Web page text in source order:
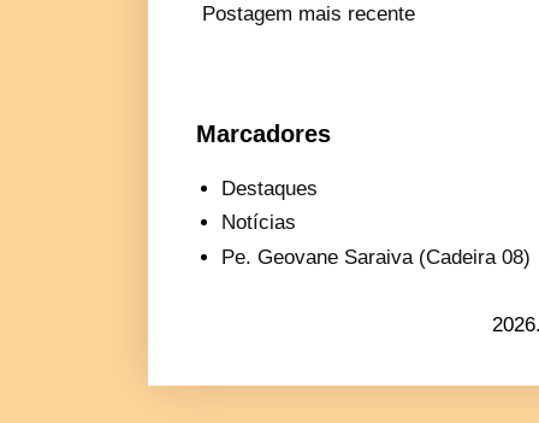
Postagem mais recente
Marcadores
Destaques
Notícias
Pe. Geovane Saraiva (Cadeira 08)